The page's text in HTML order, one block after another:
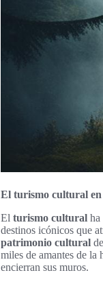
El turismo cultural en
El turismo cultural ha
destinos icónicos que
patrimonio cultural
miles de amantes de la
encierran sus muros.